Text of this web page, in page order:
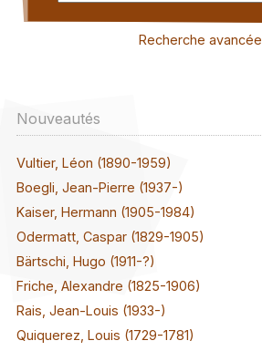
Recherche avancée
Nouveautés
Vultier, Léon (1890-1959)
Boegli, Jean-Pierre (1937-)
Kaiser, Hermann (1905-1984)
Odermatt, Caspar (1829-1905)
Bärtschi, Hugo (1911-?)
Friche, Alexandre (1825-1906)
Rais, Jean-Louis (1933-)
Quiquerez, Louis (1729-1781)